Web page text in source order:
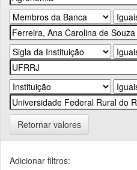
Retornar valores
Adicionar filtros: